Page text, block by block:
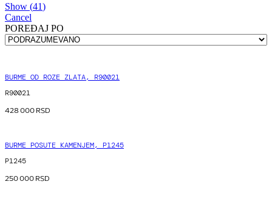
Show (41)
Cancel
POREÐAJ PO
BURME OD ROZE ZLATA, R90021
R90021
428 000RSD
BURME POSUTE KAMENJEM, P1245
P1245
250 000RSD